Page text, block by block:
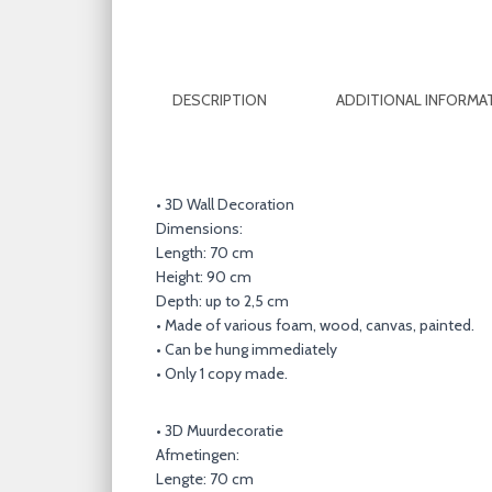
DESCRIPTION ADDITIONAL
• 3D Wall Decoration
Dimensions:
Length: 70 cm
Height: 90 cm
Depth: up to 2,5 cm
• Made of various foam, wood, canvas, painted.
• Can be hung immediately
• Only 1 copy made.
• 3D Muurdecoratie
Afmetingen:
Lengte: 70 cm